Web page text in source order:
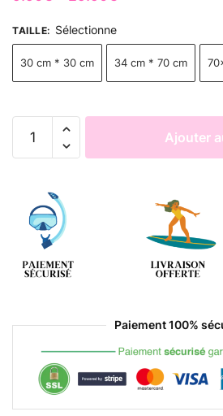
TAILLE: Sélectionne
30 cm * 30 cm 34 cm * 70 cm
Ajouter
Paiement 100%